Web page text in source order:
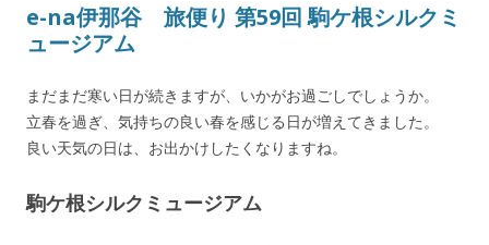
e-na伊那谷 旅便り 第59回 駒ケ根シルクミ
ュージアム
まだまだ寒い日が続きますが、いかがお過ごしでしょうか。
立春を過ぎ、気持ちの良い春を感じる日が増えてきました。
良い天気の日は、お出かけしたくなりますね。
駒ケ根シルクミュージアム